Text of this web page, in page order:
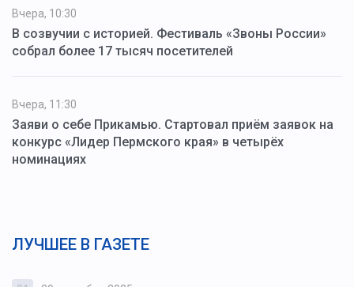
Вчера, 10:30
В созвучии с историей. Фестиваль «Звоны России»
собрал более 17 тысяч посетителей
Вчера, 11:30
Заяви о себе Прикамью. Стартовал приём заявок на
конкурс «Лидер Пермского края» в четырёх
номинациях
ЛУЧШЕЕ В ГАЗЕТЕ